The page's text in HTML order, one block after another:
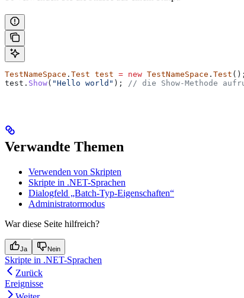
TestNameSpace . Test test = new TestNameSpace . Test
test . Show( "Hello world" ); // die Show-Methode
Verwandte Themen
Verwenden von Skripten
Skripte in .NET-Sprachen
Dialogfeld „Batch-Typ-Eigenschaften“
Administratormodus
War diese Seite hilfreich?
Ja Nein
Skripte in .NET-Sprachen
Zurück
Ereignisse